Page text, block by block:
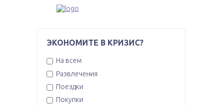
ЭКОНОМИТЕ В КРИЗИС?
На всем
Развлечения
Поездки
Покупки